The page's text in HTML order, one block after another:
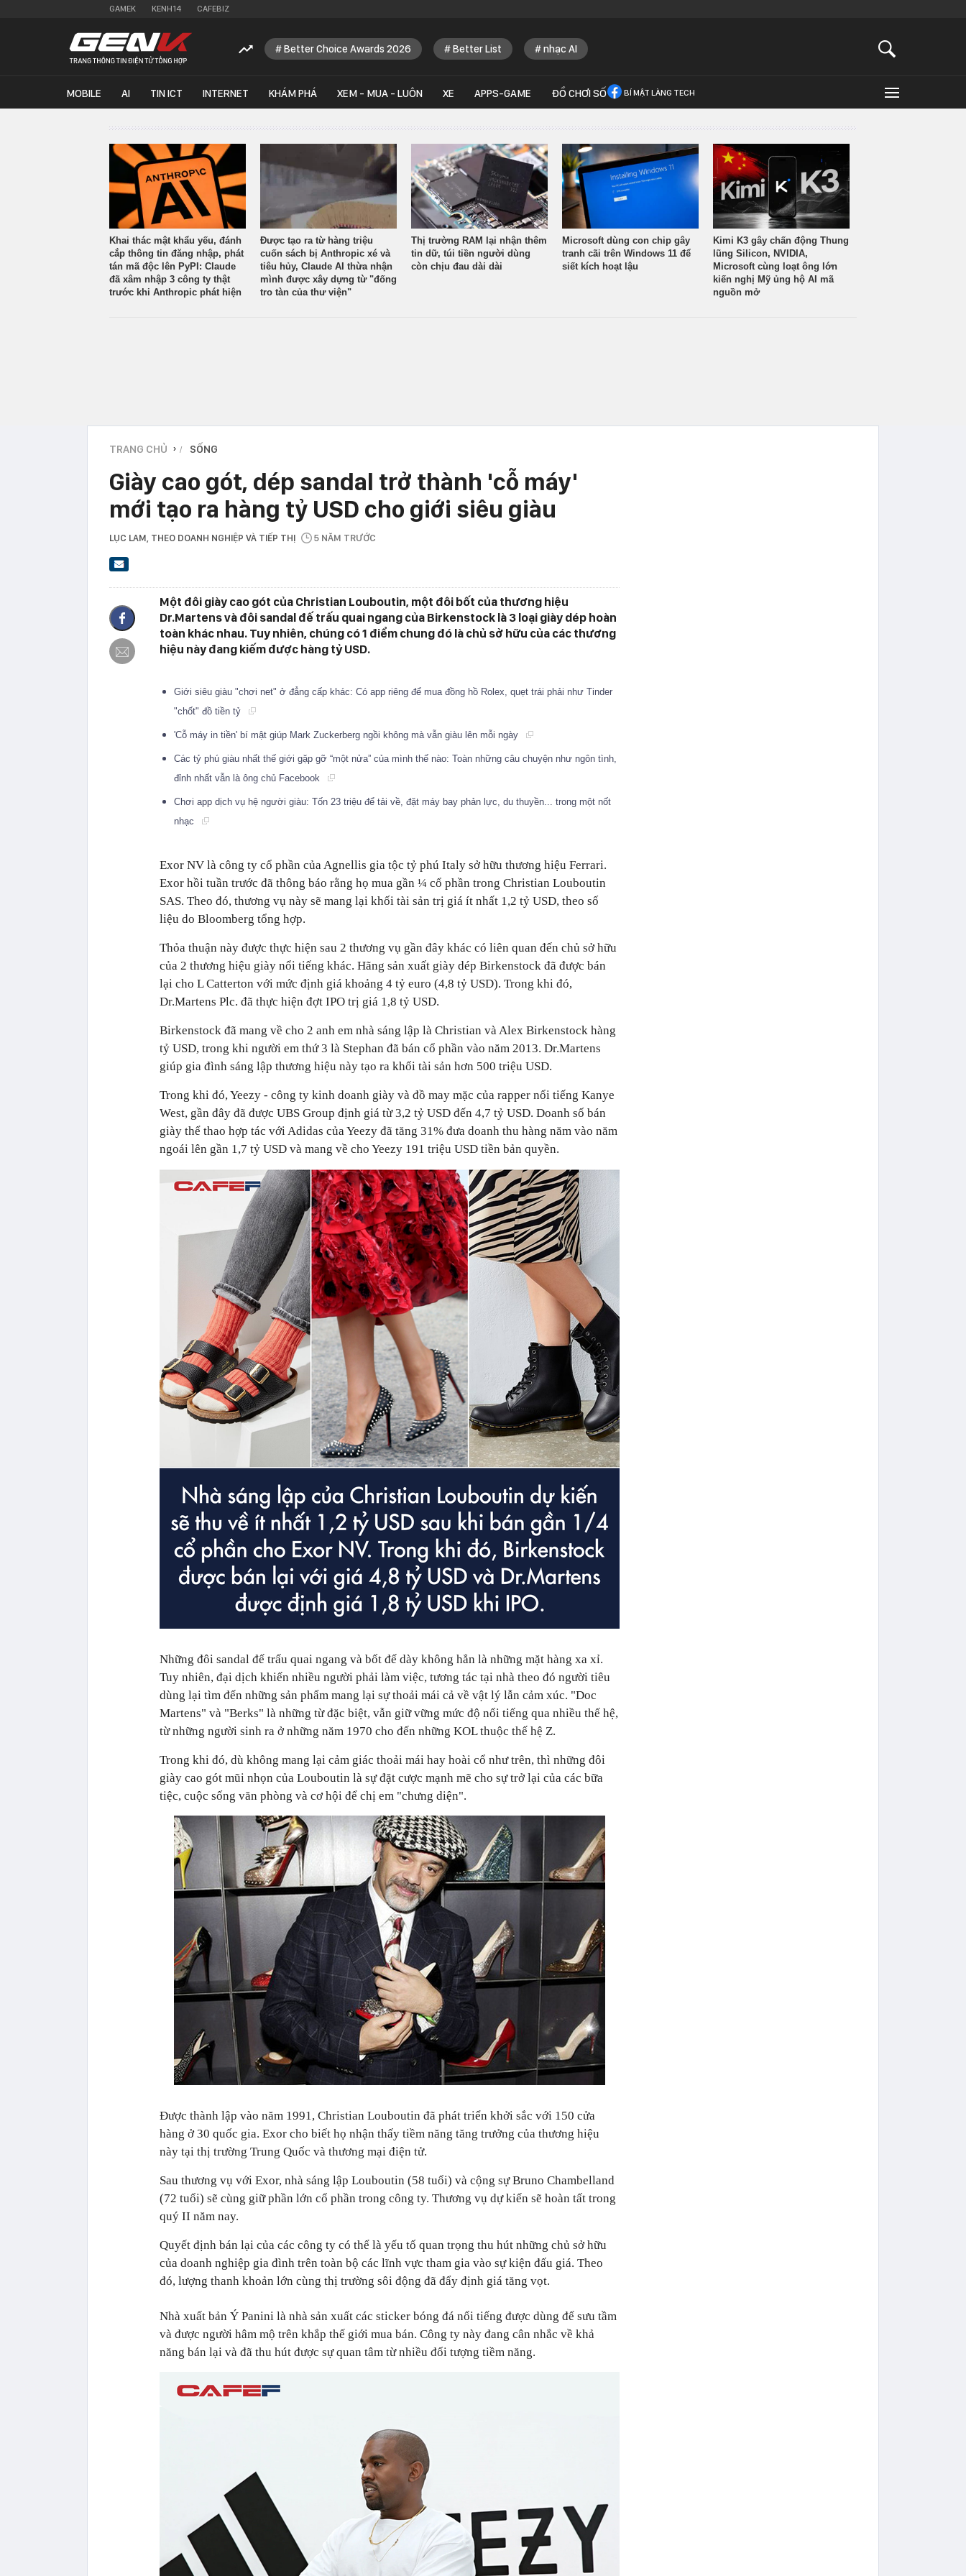
GAMEK KENH14 CAFEBIZ
Better Choice Awards 2026 Better List nhạc AI
MOBILE AI TIN ICT INTERNET KHÁM PHÁ XEM - MUA - LUÔN XE APPS-GAME ĐỒ CHƠI SỐ BÍ MẬT LÀNG TECH
Khai thác mật khẩu yếu, đánh
cắp thông tin đăng nhập, phát
tán mã độc lên PyPI: Claude
đã xâm nhập 3 công ty thật
trước khi Anthropic phát hiện
Được tạo ra từ hàng triệu
cuốn sách bị Anthropic xé và
tiêu hủy, Claude AI thừa nhận
mình được xây dựng từ "đống
tro tàn của thư viện"
Thị trường RAM lại nhận thêm
tin dữ, túi tiền người dùng
còn chịu đau dài dài
Microsoft dùng con chip gây
tranh cãi trên Windows 11 để
siết kích hoạt lậu
Kimi K3 gây chấn động Thung
lũng Silicon, NVIDIA,
Microsoft cùng loạt ông lớn
kiến nghị Mỹ ủng hộ AI mã
nguồn mở
TRANG CHỦ › SỐNG
Giày cao gót, dép sandal trở thành 'cỗ máy'
mới tạo ra hàng tỷ USD cho giới siêu giàu
LỤC LAM , THEO DOANH NGHIỆP VÀ TIẾP THỊ 5 NĂM TRƯỚC
Một đôi giày cao gót của Christian Louboutin, một đôi bốt của thương hiệu
Dr.Martens và đôi sandal đế trấu quai ngang của Birkenstock là 3 loại giày dép hoàn
toàn khác nhau. Tuy nhiên, chúng có 1 điểm chung đó là chủ sở hữu của các thương
hiệu này đang kiếm được hàng tỷ USD.
Giới siêu giàu "chơi net" ở đẳng cấp khác: Có app riêng để mua đồng hồ Rolex, quẹt trái phải như Tinder
"chốt" đồ tiền tỷ
'Cỗ máy in tiền' bí mật giúp Mark Zuckerberg ngồi không mà vẫn giàu lên mỗi ngày
Các tỷ phú giàu nhất thế giới gặp gỡ “một nửa” của mình thế nào: Toàn những câu chuyện như ngôn tình,
đỉnh nhất vẫn là ông chủ Facebook
Chơi app dịch vụ hệ người giàu: Tốn 23 triệu để tải về, đặt máy bay phản lực, du thuyền... trong một nốt
nhạc
Exor NV là công ty cổ phần của Agnellis gia tộc tỷ phú Italy sở hữu thương hiệu Ferrari.
Exor hồi tuần trước đã thông báo rằng họ mua gần ¼ cổ phần trong Christian Louboutin
SAS. Theo đó, thương vụ này sẽ mang lại khối tài sản trị giá ít nhất 1,2 tỷ USD, theo số
liệu do Bloomberg tổng hợp.
Thỏa thuận này được thực hiện sau 2 thương vụ gần đây khác có liên quan đến chủ sở hữu
của 2 thương hiệu giày nổi tiếng khác. Hãng sản xuất giày dép Birkenstock đã được bán
lại cho L Catterton với mức định giá khoảng 4 tỷ euro (4,8 tỷ USD). Trong khi đó,
Dr.Martens Plc. đã thực hiện đợt IPO trị giá 1,8 tỷ USD.
Birkenstock đã mang về cho 2 anh em nhà sáng lập là Christian và Alex Birkenstock hàng
tỷ USD, trong khi người em thứ 3 là Stephan đã bán cổ phần vào năm 2013. Dr.Martens
giúp gia đình sáng lập thương hiệu này tạo ra khối tài sản hơn 500 triệu USD.
Trong khi đó, Yeezy - công ty kinh doanh giày và đồ may mặc của rapper nổi tiếng Kanye
West, gần đây đã được UBS Group định giá từ 3,2 tỷ USD đến 4,7 tỷ USD. Doanh số bán
giày thể thao hợp tác với Adidas của Yeezy đã tăng 31% đưa doanh thu hàng năm vào năm
ngoái lên gần 1,7 tỷ USD và mang về cho Yeezy 191 triệu USD tiền bản quyền.
Những đôi sandal đế trấu quai ngang và bốt đế dày không hẳn là những mặt hàng xa xỉ.
Tuy nhiên, đại dịch khiến nhiều người phải làm việc, tương tác tại nhà theo đó người tiêu
dùng lại tìm đến những sản phẩm mang lại sự thoải mái cả về vật lý lẫn cảm xúc. "Doc
Martens" và "Berks" là những từ đặc biệt, vẫn giữ vững mức độ nổi tiếng qua nhiều thế hệ,
từ những người sinh ra ở những năm 1970 cho đến những KOL thuộc thế hệ Z.
Trong khi đó, dù không mang lại cảm giác thoải mái hay hoài cổ như trên, thì những đôi
giày cao gót mũi nhọn của Louboutin là sự đặt cược mạnh mẽ cho sự trở lại của các bữa
tiệc, cuộc sống văn phòng và cơ hội để chị em "chưng diện".
Được thành lập vào năm 1991, Christian Louboutin đã phát triển khởi sắc với 150 cửa
hàng ở 30 quốc gia. Exor cho biết họ nhận thấy tiềm năng tăng trưởng của thương hiệu
này tại thị trường Trung Quốc và thương mại điện tử.
Sau thương vụ với Exor, nhà sáng lập Louboutin (58 tuổi) và cộng sự Bruno Chambelland
(72 tuổi) sẽ cùng giữ phần lớn cổ phần trong công ty. Thương vụ dự kiến sẽ hoàn tất trong
quý II năm nay.
Quyết định bán lại của các công ty có thể là yếu tố quan trọng thu hút những chủ sở hữu
của doanh nghiệp gia đình trên toàn bộ các lĩnh vực tham gia vào sự kiện đấu giá. Theo
đó, lượng thanh khoản lớn cùng thị trường sôi động đã đẩy định giá tăng vọt.
Nhà xuất bản Ý Panini là nhà sản xuất các sticker bóng đá nổi tiếng được dùng để sưu tầm
và được người hâm mộ trên khắp thế giới mua bán. Công ty này đang cân nhắc về khả
năng bán lại và đã thu hút được sự quan tâm từ nhiều đối tượng tiềm năng.